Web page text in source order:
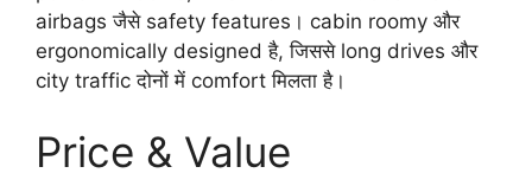
airbags जैसे safety features। cabin roomy और
ergonomically designed है, जिससे long drives और
city traffic दोनों में comfort मिलता है।
Price & Value